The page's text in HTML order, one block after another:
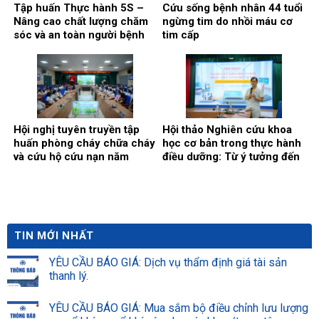
Tập huấn Thực hành 5S –
Nâng cao chất lượng chăm
sóc và an toàn người bệnh
Cứu sống bệnh nhân 44 tuổi
ngừng tim do nhồi máu cơ
tim cấp
Hội nghị tuyên truyền tập
huấn phòng cháy chữa cháy
và cứu hộ cứu nạn năm
Hội thảo Nghiên cứu khoa
học cơ bản trong thực hành
điều dưỡng: Từ ý tưởng đến
TIN MỚI NHẤT
YÊU CẦU BÁO GIÁ: Dịch vụ thẩm định giá tài sản
thanh lý.
YÊU CẦU BÁO GIÁ: Mua sắm bộ điều chỉnh lưu lượng